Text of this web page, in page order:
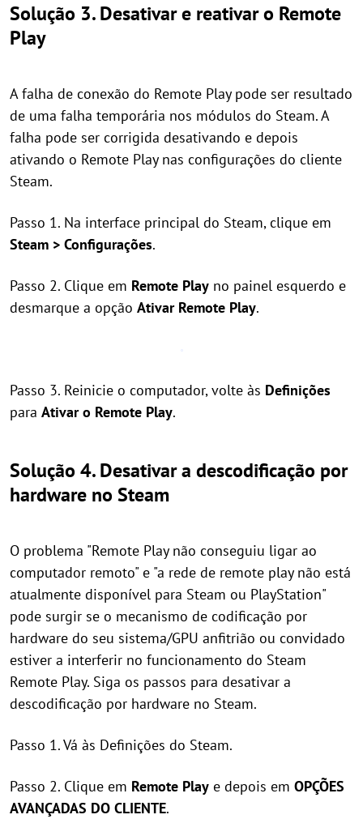
Solução 3. Desativar e reativar o Remote
Play
A falha de conexão do Remote Play pode ser resultado
de uma falha temporária nos módulos do Steam. A
falha pode ser corrigida desativando e depois
ativando o Remote Play nas configurações do cliente
Steam.
Passo 1. Na interface principal do Steam, clique em
Steam > Configurações.
Passo 2. Clique em Remote Play no painel esquerdo e
desmarque a opção Ativar Remote Play.
Passo 3. Reinicie o computador, volte às Definições
para Ativar o Remote Play.
Solução 4. Desativar a descodificação por
hardware no Steam
O problema "Remote Play não conseguiu ligar ao
computador remoto" e "a rede de remote play não está
atualmente disponível para Steam ou PlayStation"
pode surgir se o mecanismo de codificação por
hardware do seu sistema/GPU anfitrião ou convidado
estiver a interferir no funcionamento do Steam
Remote Play. Siga os passos para desativar a
descodificação por hardware no Steam.
Passo 1. Vá às Definições do Steam.
Passo 2. Clique em Remote Play e depois em OPÇÕES
AVANÇADAS DO CLIENTE.